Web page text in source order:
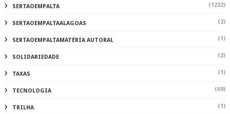
SERTAOEMPALTA (1222)
SERTAOEMPALTAALAGOAS (2)
SERTAOEMPALTAMATÉRIA AUTORAL (1)
SOLIDARIEDADE (2)
TAXAS (1)
TECNOLOGIA (69)
TRILHA (1)